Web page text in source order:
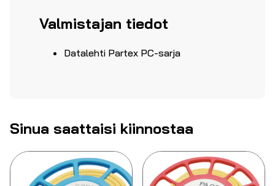
Valmistajan tiedot
Datalehti Partex PC-sarja
Sinua saattaisi kiinnostaa